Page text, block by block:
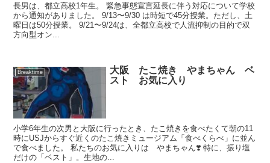
長男は、都立高校1年生。 緊急事態宣言延長に伴う対応について学校
から通知がありました。 9/13〜9/30 は時短で45分授業。ただし、土
曜日は50分授業。 9/21〜9/24は、全都立高校で人流抑制の目的で双
方向型オン...
Breaktime
大阪 たこ焼き やまちゃん ベ
スト お気に入り
小学6年生の次男と大阪に行ったとき、たこ焼きを食べたくて朝の11
時にUSJからすぐ近くのたこ焼きミュージアム「食べくらべ」に並ん
で食べました。 私たちのお気に入りは やまちゃん❣️ 特に、振り塩
だけの「ベスト」。生地の...